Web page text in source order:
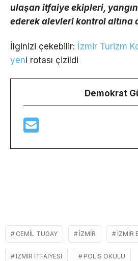
ulaşan itfaiye ekipleri,
ederek alevleri kontrol altına
İlginizi çekebilir: İzmir Turizm
yeni rotası çizildi
Demokrat
CEMIL TUGAY İZMIR İZMIR
IZMIR ITFAIYESI POLIS OKULU